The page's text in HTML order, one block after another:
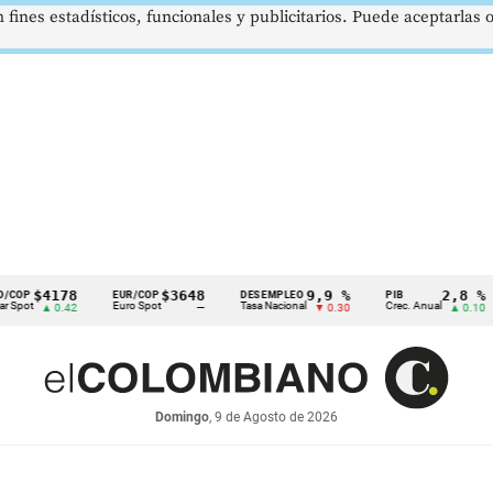
0.42
EUR/COP
Euro Spot
$3648
—
DESEMPLEO
Tasa Nacional
9,9 %
▼ 0.30
PIB
Crec. Anual
2,8 %
▲ 0.10
Domingo, 9 de Agosto de 2026
estadísticos, funcionales y publicitarios. Puede aceptarlas